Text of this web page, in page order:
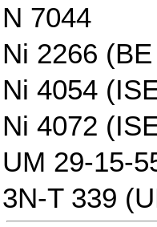
N 7044
Ni 2266
Ni 4054
Ni 4072
UM 29-15-
3N-T 339